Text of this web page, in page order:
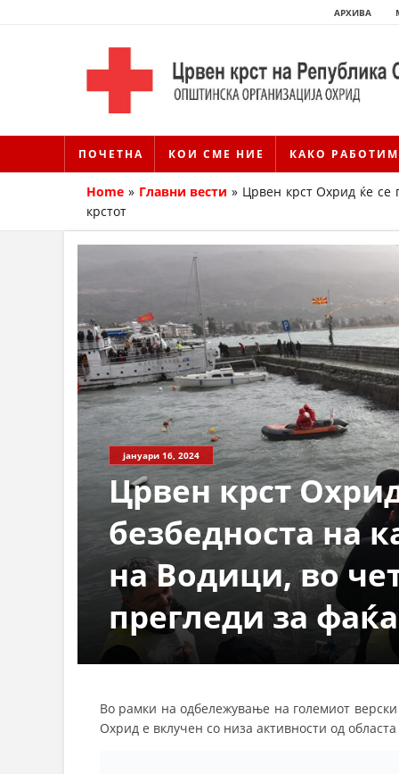
АРХИВА
ПОЧЕТНА КОИ СМЕ НИЕ КАКО
Home » Главни вести » Црвен крст Охрид ќе се
крстот
јануари 16, 2024
Црвен крст
безбедноста на
на Водици, во
прегледи за
Во рамки на одбележување на големиот
Охрид е вклучен со низа активности од